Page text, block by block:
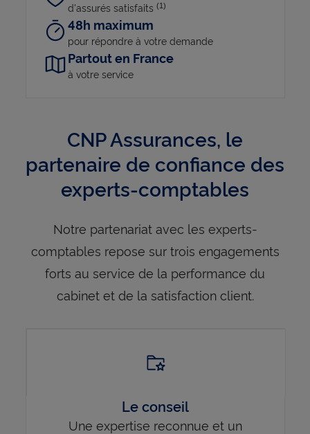
d'assurés satisfaits (1)
48h maximum
pour répondre à votre demande
Partout en France
à votre service
CNP Assurances, le
partenaire de confiance des
experts-comptables
Notre partenariat avec les experts-
comptables repose sur trois engagements
forts au service de la performance du
cabinet et de la satisfaction client.
Le conseil
Une expertise reconnue et un